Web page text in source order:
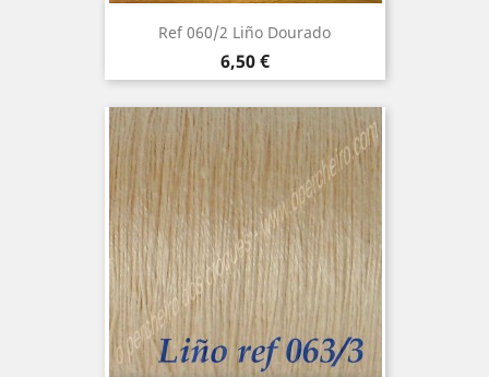
Ref 060/2 Liño Dourado
Precio
6,50 €